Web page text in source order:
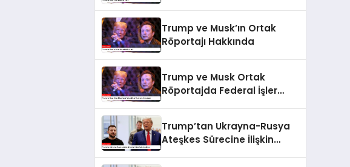
Trump ve Musk’ın Ortak
Röportajı Hakkında
Trump ve Musk Ortak
Röportajda Federal İşler
Trump’tan Ukrayna-Rusya
Ateşkes Sürecine İlişkin